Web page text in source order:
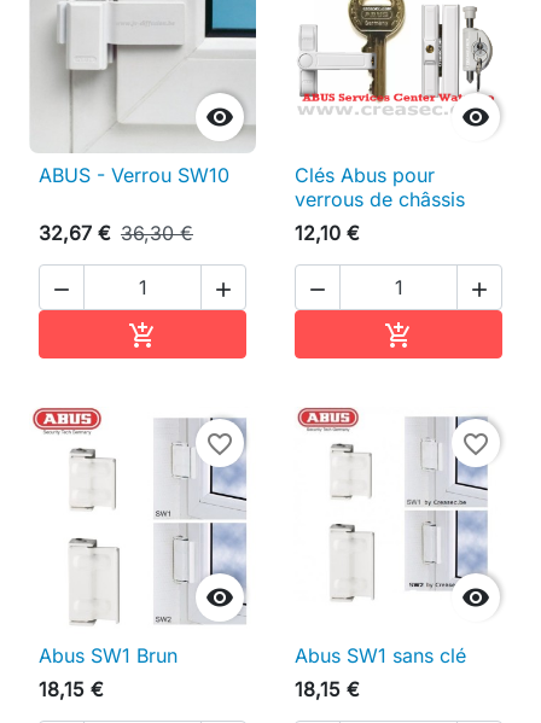

ABUS - Verrou SW10
32,67 € 36,30 €
 


Clés Abus pour
verrous de châssis
12,10 €
 


favorite_border
Abus SW1 Brun
18,15 €

favorite_border
Abus SW1 sans clé
18,15 €